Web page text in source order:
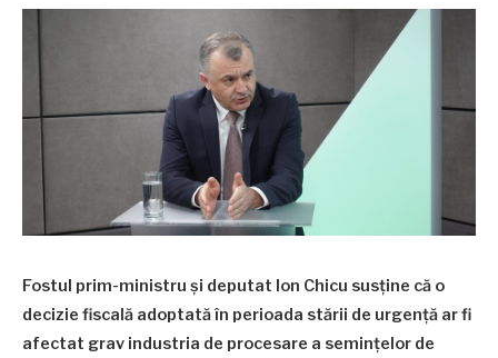
Fostul prim-ministru și deputat Ion Chicu susține că o
decizie fiscală adoptată în perioada stării de urgență ar fi
afectat grav industria de procesare a semințelor de